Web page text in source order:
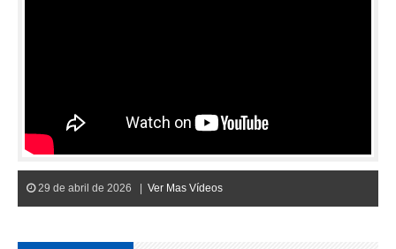
29 de abril de 2026 | Ver Mas Vídeos